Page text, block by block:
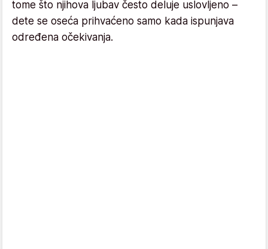
tome što njihova ljubav često deluje uslovljeno –
dete se oseća prihvaćeno samo kada ispunjava
određena očekivanja.